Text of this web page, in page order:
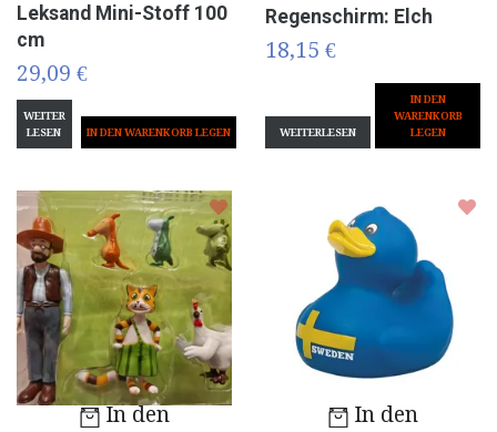
Leksand Mini-Stoff 100
cm
29,09 €
WEITER
LESEN
Regenschirm: Elch
18,15 €
WEITERLESEN
IN DEN
WARENKORB
LEGEN
In den
In den